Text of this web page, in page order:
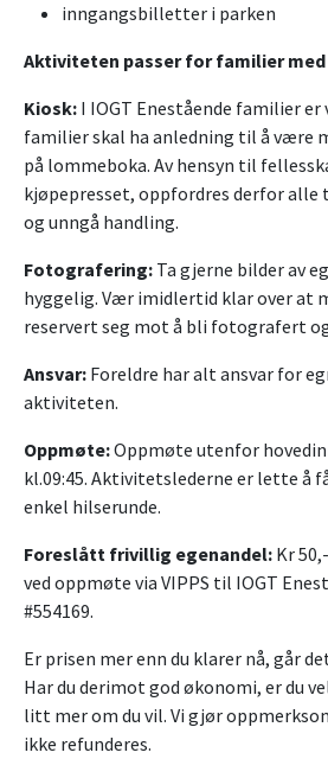
inngangsbilletter i parken
Aktiviteten passer for familier
Kiosk: I IOGT Enestående familier
familier skal ha anledning til å være
på lommeboka. Av hensyn til
kjøpepresset, oppfordres derfor alle
og unngå handling.
Fotografering: Ta gjerne bilder av
hyggelig. Vær imidlertid klar over at
reservert seg mot å bli fotografert
Ansvar: Foreldre har alt ansvar for
aktiviteten.
Oppmøte:Oppmøte utenfor
kl.09:45. Aktivitetslederne er lette å
enkel hilserunde.
Foreslått frivillig egenandel: Kr
ved oppmøte via VIPPS til IOGT
#554169.
Er prisen mer enn du klarer nå, går
Har du derimot god økonomi, er du
litt mer om du vil. Vi gjør
ikke refunderes.